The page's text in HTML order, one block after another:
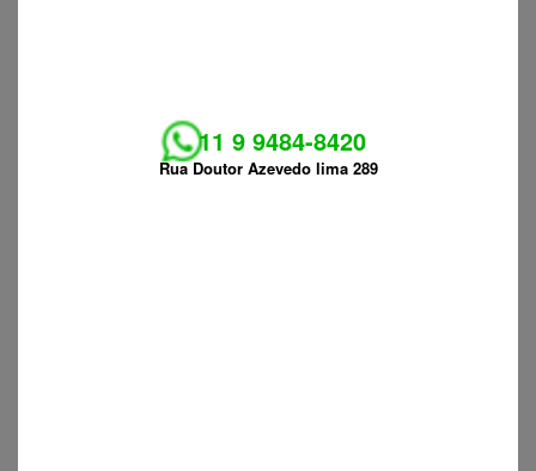
11 9 9484-8420
Rua Doutor Azevedo lima 289